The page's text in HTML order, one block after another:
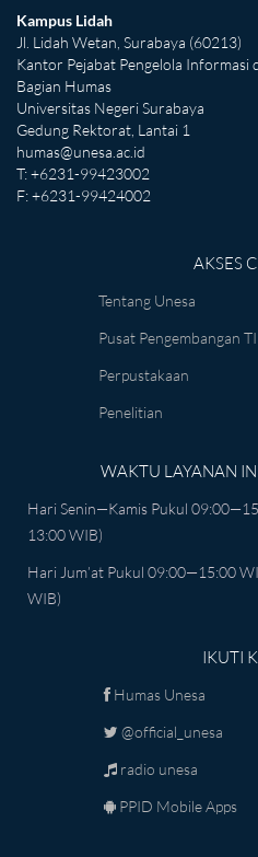
Kampus Lidah
Jl. Lidah Wetan, Surabaya (60213)
Kantor Pejabat Pengelola Informasi
Bagian Humas
Universitas Negeri Surabaya
Gedung Rektorat, Lantai 1
humas@unesa.ac.id
T: +6231-99423002
F: +6231-99424002
AKSES
Tentang Unesa
Pusat Pengembangan TI
Perpustakaan
Penelitian
WAKTU LAYANAN
Hari Senin—Kamis Pukul
13:00 WIB)
Hari Jum’at Pukul 09:00—15:00
WIB)
IKUTI
Humas Unesa
@official_unesa
radio unesa
PPID Mobile Apps